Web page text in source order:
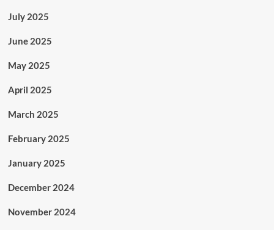
July 2025
June 2025
May 2025
April 2025
March 2025
February 2025
January 2025
December 2024
November 2024